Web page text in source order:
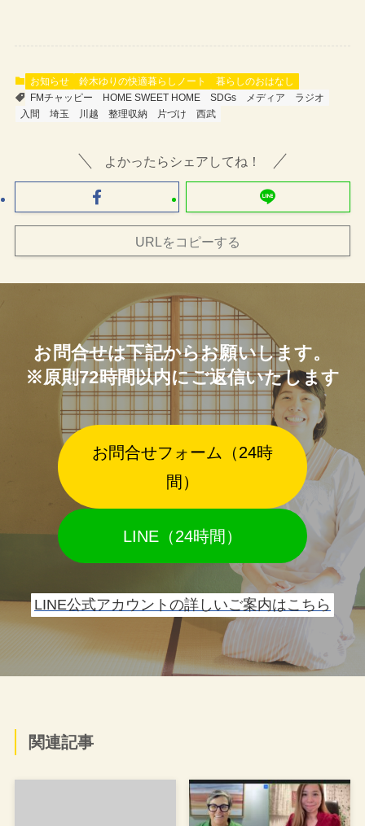
お知らせ 鈴木ゆりの快適暮らしノート
暮らしのおはなし
FMチャッピー
HOME SWEET HOME SDGs メディア
ラジオ
入間
埼玉 川越 整理収納 片づけ 西武
よかったらシェアしてね！
URLをコピーする
お問合せは下記からお願いします。
※原則72時間以内にご返信いたします
お問合せフォーム（24時
間）
LINE（24時間）
LINE公式アカウントの詳しいご案内はこちら
関連記事